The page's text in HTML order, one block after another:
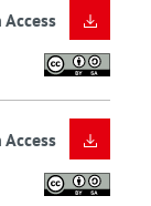
Access
Access